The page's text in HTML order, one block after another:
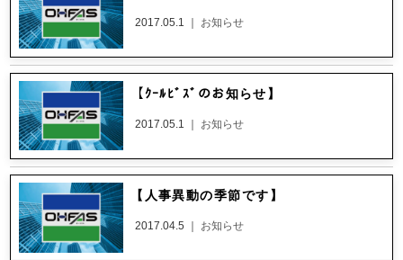
2017.05.1 ｜ お知らせ
【ｸｰﾙﾋﾞｽﾞのお知らせ】
2017.05.1 ｜ お知らせ
【人事異動の季節です】
2017.04.5 ｜ お知らせ